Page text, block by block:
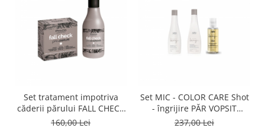
Set tratament impotriva
căderii părului FALL CHECK
(sampon 250 ml + 3 fiole) -
160,00 Lei
Set MIC - COLOR CARE Shot
- îngrijire PĂR VOPSIT
(șampon 250 ml + masca
237,00 Lei